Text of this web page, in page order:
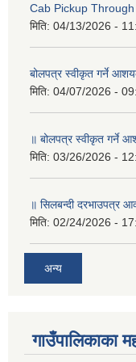
Cab Pickup
मिति: 04/13/2026 -
बोलपत्र स्वीकृत गर्ने
मिति: 04/07/2026 -
॥ बोलपत्र स्वीकृत गर्ने
मिति: 03/26/2026 -
॥ सिलबन्दी दरभाउपत्र
मिति: 02/24/2026 -
अन्य
गाउँपालिकाका